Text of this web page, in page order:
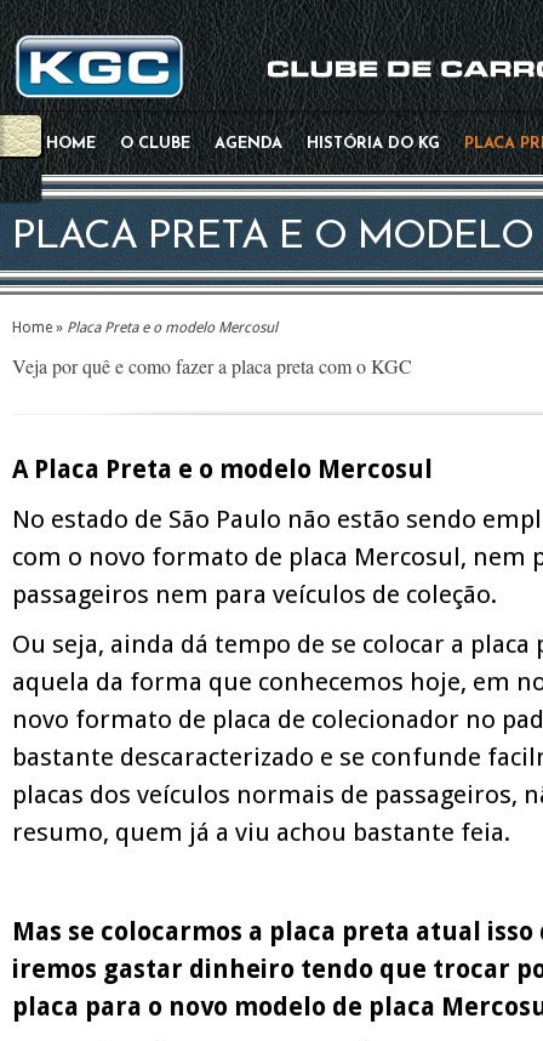
HOME O CLUBE AGENDA HISTÓRIA DO KG PLACA
PLACA PRETA E O
Home » Placa Preta e o modelo Mercosul
Veja por quê e como fazer a placa preta com o KGC
A Placa Preta e o modelo Mercosul
No estado de São Paulo não estão sendo
com o novo formato de placa Mercosul, nem
passageiros nem para veículos de coleção.
Ou seja, ainda dá tempo de se colocar a
aquela da forma que conhecemos hoje, em
novo formato de placa de colecionador no
bastante descaracterizado e se confunde
placas dos veículos normais de passageiros,
resumo, quem já a viu achou bastante feia.
Mas se colocarmos a placa preta atual
iremos gastar dinheiro tendo que trocar
placa para o novo modelo de placa